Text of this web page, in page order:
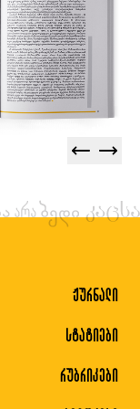
ჟურნალი
სტატიები
რუბრიკები